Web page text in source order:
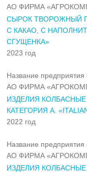
АО ФИРМА
СЫРОК ТВОРОЖНЫЙ
С КАКАО, С
СГУЩЕНКА»
2023 год
Название предприятия
АО ФИРМА
ИЗДЕЛИЯ
КАТЕГОРИЯ А.
2022 год
Название предприятия
АО ФИРМА
ИЗДЕЛИЯ